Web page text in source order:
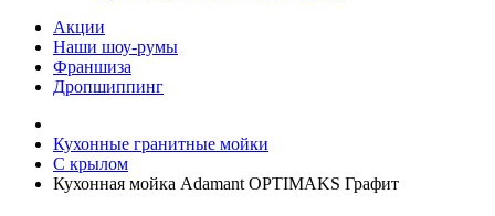
Акции
Наши шоу-румы
Франшиза
Дропшиппинг
Кухонные гранитные мойки
С крылом
Кухонная мойка Adamant OPTIMAKS Графит